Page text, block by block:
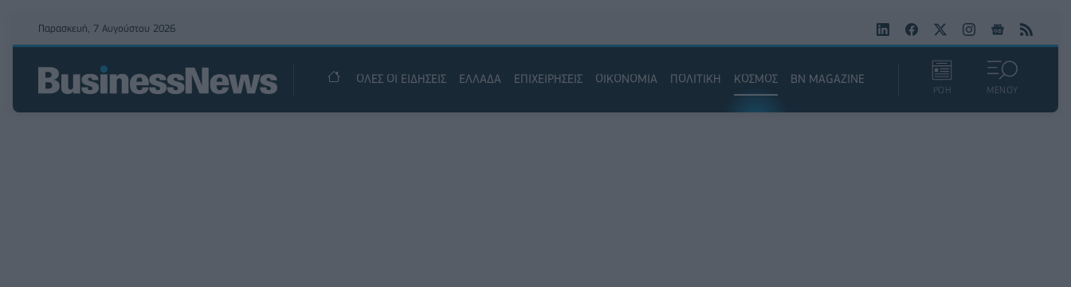
Παρασκευή, 7 Αυγούστου 2026
ΟΛΕΣ ΟΙ ΕΙΔΗΣΕΙΣ ΕΛΛΑΔΑ ΕΠΙΧΕΙΡΗΣΕΙΣ ΟΙΚΟΝΟΜΙΑ ΠΟΛΙΤΙΚΗ ΚΟΣΜΟΣ BN MAGAZINE
ΡΟΗ ΜΕΝΟΥ